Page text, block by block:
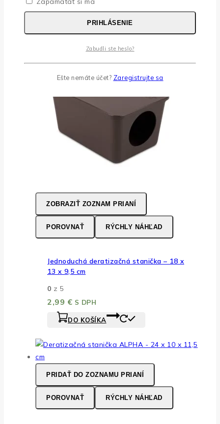
ZOBRAZIŤ ZOZNAM PRIANÍ
POROVNAŤ RÝCHLY NÁHĽAD
Jednoduchá deratizačná stanička – 18 x
13 x 9,5 cm
0 z 5
2,99 € S DPH
DO KOŠÍKA
PRIDAŤ DO ZOZNAMU PRIANÍ
POROVNAŤ RÝCHLY NÁHĽAD
PRIHLÁSENIE
Zabudli ste heslo?
Ešte nemáte účet? Zaregistrujte sa